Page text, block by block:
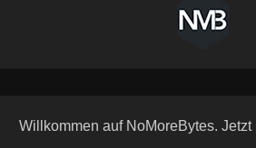
Willkommen auf NoMoreBytes.